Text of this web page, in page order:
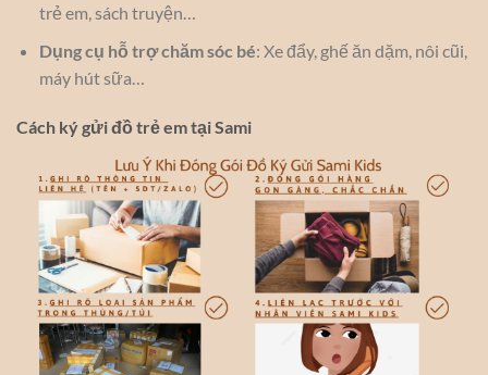
trẻ em, sách truyện…
Dụng cụ hỗ trợ chăm sóc bé: Xe đẩy, ghế ăn dặm, nôi cũi,
máy hút sữa…
Cách ký gửi đồ trẻ em tại Sami